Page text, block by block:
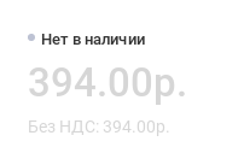
Нет в наличии
394.00р.
Без НДС: 394.00р.